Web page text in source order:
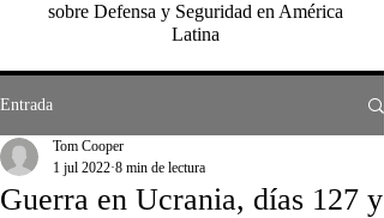
sobre Defensa y Seguridad en América
Latina
Entrada
Guerra en Ucrania, días 127 y
Tom Cooper
1 jul 2022 8 min de lectura